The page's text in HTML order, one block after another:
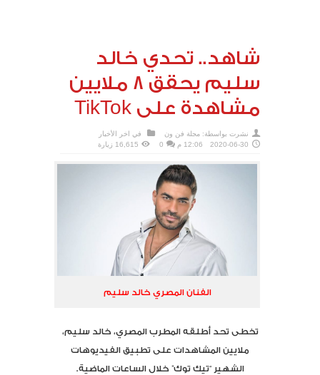
شاهد.. تحدي خالد
سليم يحقق 8 ملايين
مشاهدة على TikTok
نشرت بواسطة: مجلة فن ون في اخر الأخبار
2020-06-30
12:06 م 0 16,615 زيارة
الفنان المصري خالد سليم
تخطى تحد أطلقه المطرب المصري، خالد سليم،
ملايين المشاهدات على تطبيق الفيديوهات
الشهير “تيك توك” خلال الساعات الماضية.